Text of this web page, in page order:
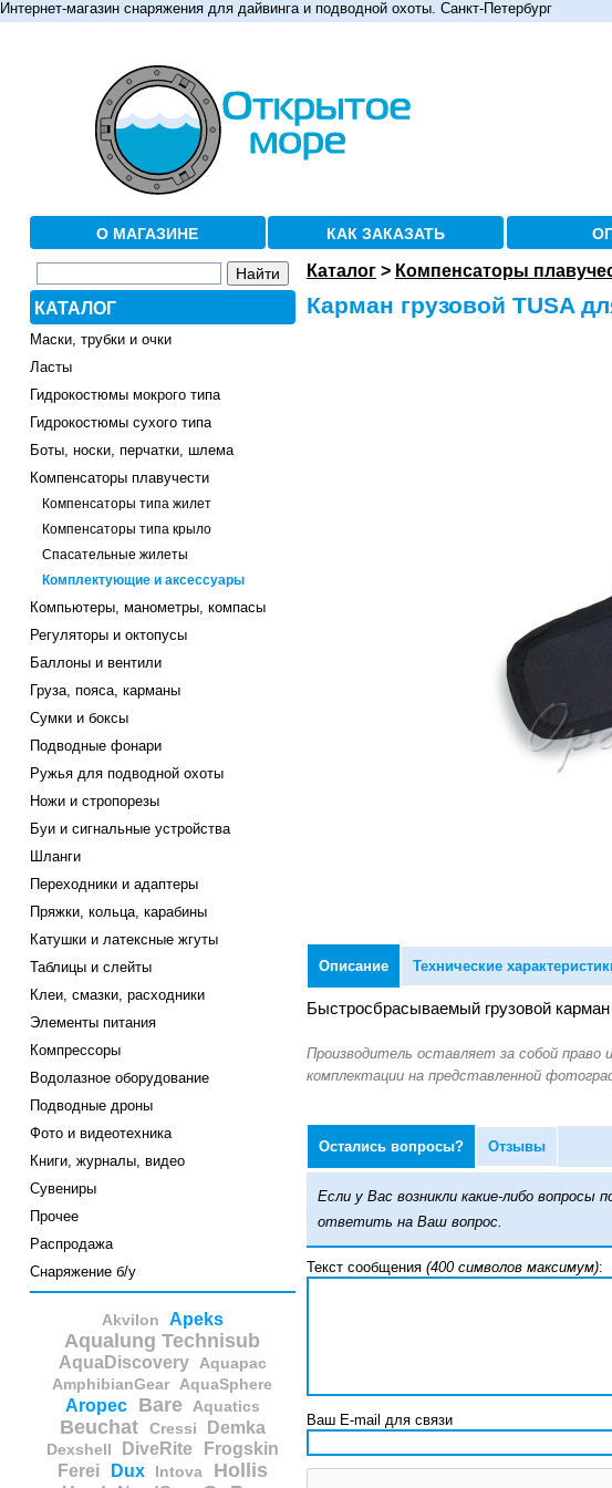
Интернет-магазин снаряжения для дайвинга и подводной охоты. Санкт-Петербург
О МАГАЗИНЕ КАК ЗАКАЗАТЬ
КАТАЛОГ
Маски, трубки и очки
Ласты
Гидрокостюмы мокрого типа
Гидрокостюмы сухого типа
Боты, носки, перчатки, шлема
Компенсаторы плавучести
Компенсаторы типа жилет
Компенсаторы типа крыло
Спасательные жилеты
Комплектующие и аксессуары
Компьютеры, манометры, компасы
Регуляторы и октопусы
Баллоны и вентили
Груза, пояса, карманы
Сумки и боксы
Подводные фонари
Ружья для подводной охоты
Ножи и стропорезы
Буи и сигнальные устройства
Шланги
Переходники и адаптеры
Пряжки, кольца, карабины
Катушки и латексные жгуты
Таблицы и слейты
Клеи, смазки, расходники
Элементы питания
Компрессоры
Водолазное оборудование
Подводные дроны
Фото и видеотехника
Книги, журналы, видео
Сувениры
Прочее
Распродажа
Снаряжение б/у
Akvilon Apeks
Aqualung Technisub
AquaDiscovery Aquapac
AmphibianGear AquaSphere
Aropec Bare Aquatics
Beuchat Cressi Demka
Dexshell DiveRite
Frogskin
Ferei
Dux Intova Hollis
Каталог> Компенсаторы
Карман грузовой TUSA
Описание Технические
Быстросбрасываемый грузовой
Остались вопросы? Отзывы
Если у Вас возникли какие-либо
ответить на Ваш вопрос.
Текст сообщения (400 символов максимум):
Ваш E-mail для связи